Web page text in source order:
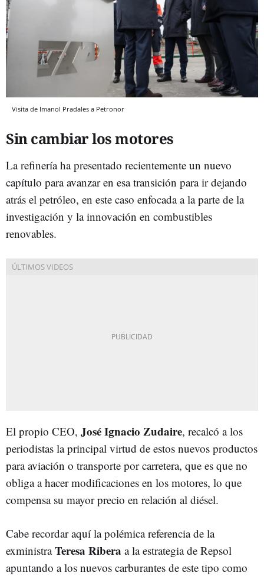
Visita de Imanol Pradales a Petronor
Sin cambiar los motores
La refinería ha presentado recientemente un nuevo
capítulo para avanzar en esa transición para ir dejando
atrás el petróleo, en este caso enfocada a la parte de la
investigación y la innovación en combustibles
renovables.
El propio CEO, José Ignacio Zudaire, recalcó a los
periodistas la principal virtud de estos nuevos productos
para aviación o transporte por carretera, que es que no
obliga a hacer modificaciones en los motores, lo que
compensa su mayor precio en relación al diésel.
Cabe recordar aquí la polémica referencia de la
exministraTeresa Ribera a la estrategia de Repsol
apuntando a los nuevos carburantes de este tipo como